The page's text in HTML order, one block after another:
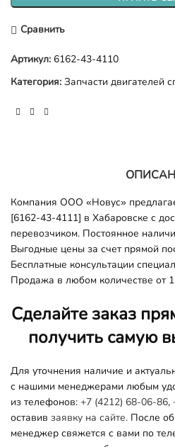
Сравнить
Артикул: 6162-43-4110
Категория: Запчасти двигателей
Компания ООО «Новус»
[6162-43-4111] в Хабаровске с
перевозчиком. Постоянное
Выгодные цены за счет прямой
Бесплатные консультации
Продажа в любом количестве от
Сделайте заказ
получить самую
Для уточнения наличие и
с нашими менеджерами любым
из телефонов: +7 (4212) 68-06-86,
оставив заявку на сайте. После
менеджер свяжется с вами по